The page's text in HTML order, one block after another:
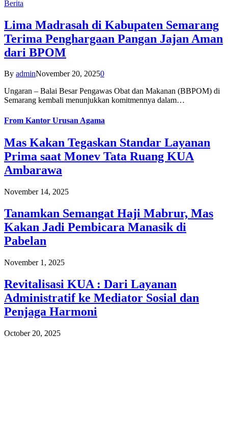
Berita
Lima Madrasah di Kabupaten Semarang
Terima Penghargaan Pangan Jajan Aman
dari BPOM
By adminNovember 20, 20250
Ungaran – Balai Besar Pengawas Obat dan Makanan (BBPOM) di
Semarang kembali menunjukkan komitmennya dalam…
From Kantor Urusan Agama
Mas Kakan Tegaskan Standar Layanan
Prima saat Monev Tata Ruang KUA
Ambarawa
November 14, 2025
Tanamkan Semangat Haji Mabrur, Mas
Kakan Jadi Pembicara Manasik di
Pabelan
November 1, 2025
Revitalisasi KUA : Dari Layanan
Administratif ke Mediator Sosial dan
Penjaga Harmoni
October 20, 2025